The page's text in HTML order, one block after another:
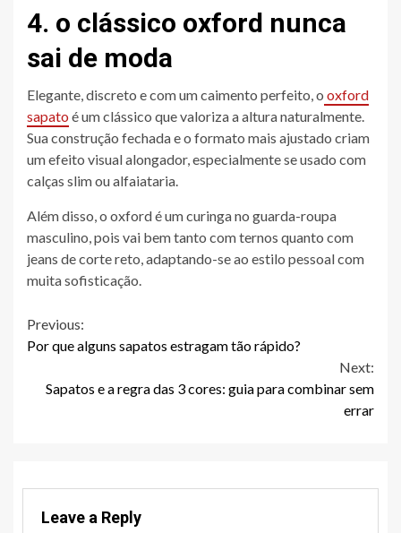
4. o clássico oxford nunca
sai de moda
Elegante, discreto e com um caimento perfeito, o oxford
sapato é um clássico que valoriza a altura naturalmente.
Sua construção fechada e o formato mais ajustado criam
um efeito visual alongador, especialmente se usado com
calças slim ou alfaiataria.
Além disso, o oxford é um curinga no guarda-roupa
masculino, pois vai bem tanto com ternos quanto com
jeans de corte reto, adaptando-se ao estilo pessoal com
muita sofisticação.
Continue
Previous:
Por que alguns sapatos estragam tão rápido?
Next:
Sapatos e a regra das 3 cores: guia para combinar sem
errar
Leave a Reply